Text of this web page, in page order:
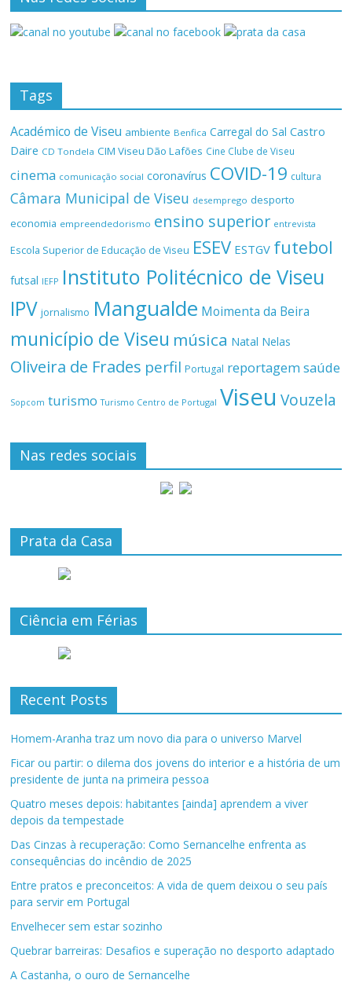
Tags
Académico de Viseu ambiente Benfica Carregal do Sal Castro
Daire CD Tondela CIM Viseu Dão Lafões Cine Clube de Viseu
cinema comunicação social coronavírus COVID-19 cultura
Câmara Municipal de Viseu desemprego desporto
economia empreendedorismo ensino superior entrevista
Escola Superior de Educação de Viseu ESEV ESTGV futebol
futsal IEFP Instituto Politécnico de Viseu
IPV jornalismo Mangualde Moimenta da Beira
município de Viseu música Natal Nelas
Oliveira de Frades perfil Portugal reportagemsaúde
Sopcom turismo Turismo Centro de Portugal Viseu Vouzela
Nas redes sociais
Prata da Casa
Ciência em Férias
Recent Posts
Homem-Aranha traz um novo dia para o universo Marvel
Ficar ou partir: o dilema dos jovens do interior e a história de um
presidente de junta na primeira pessoa
Quatro meses depois: habitantes [ainda] aprendem a viver
depois da tempestade
Das Cinzas à recuperação: Como Sernancelhe enfrenta as
consequências do incêndio de 2025
Entre pratos e preconceitos: A vida de quem deixou o seu país
para servir em Portugal
Envelhecer sem estar sozinho
Quebrar barreiras: Desafios e superação no desporto adaptado
A Castanha, o ouro de Sernancelhe